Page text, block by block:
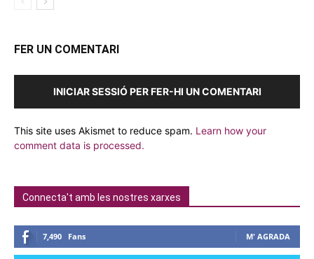
FER UN COMENTARI
INICIAR SESSIÓ PER FER-HI UN COMENTARI
This site uses Akismet to reduce spam. Learn how your
comment data is processed.
Connecta't amb les nostres xarxes
7,490 Fans M' AGRADA